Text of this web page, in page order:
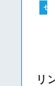
セ
リ